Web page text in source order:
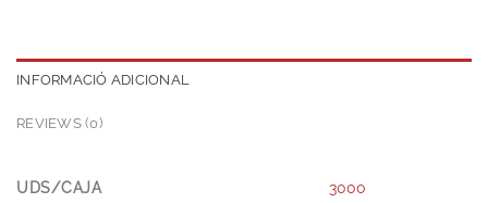
INFORMACIÓ ADICIONAL
REVIEWS (0)
UDS/CAJA 3000